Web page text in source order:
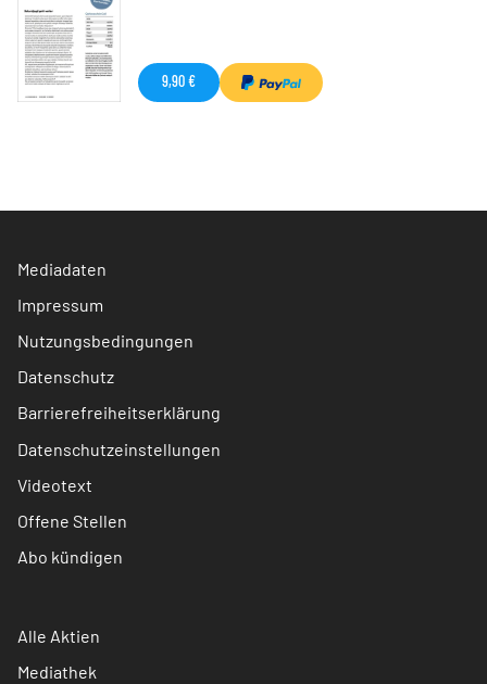
9,90 €
Mediadaten
Impressum
Nutzungsbedingungen
Datenschutz
Barrierefreiheitserklärung
Datenschutzeinstellungen
Videotext
Offene Stellen
Abo kündigen
Alle Aktien
Mediathek